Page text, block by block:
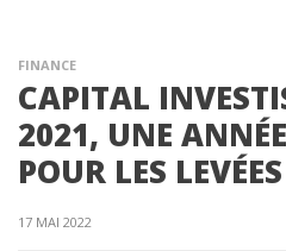
FINANCE
CAPITAL
2021, UNE
POUR LES
17 MAI 2022